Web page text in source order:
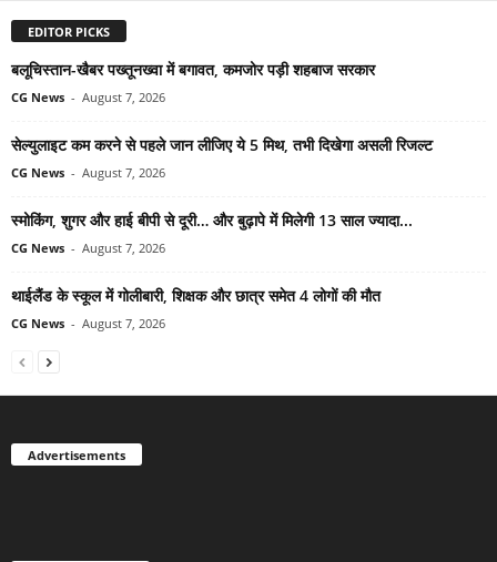
EDITOR PICKS
बलूचिस्तान-खैबर पख्तूनख्वा में बगावत, कमजोर पड़ी शहबाज सरकार
CG News - August 7, 2026
सेल्युलाइट कम करने से पहले जान लीजिए ये 5 मिथ, तभी दिखेगा असली रिजल्ट
CG News - August 7, 2026
स्मोकिंग, शुगर और हाई बीपी से दूरी… और बुढ़ापे में मिलेगी 13 साल ज्यादा...
CG News - August 7, 2026
थाईलैंड के स्कूल में गोलीबारी, शिक्षक और छात्र समेत 4 लोगों की मौत
CG News - August 7, 2026
Advertisements